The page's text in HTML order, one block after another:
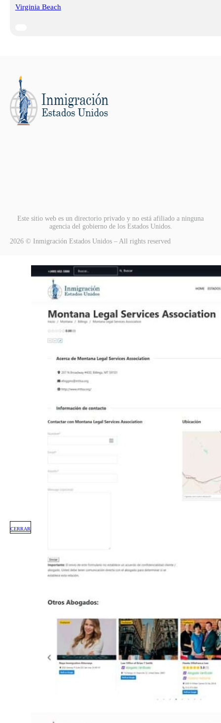
Virginia Beach
Este sitio web es un directorio privado y no está afiliado a ninguna
agencia del gobierno de los Estados Unidos.
2026 © Inmigración Estados Unidos – All rights reserved
CERRAR